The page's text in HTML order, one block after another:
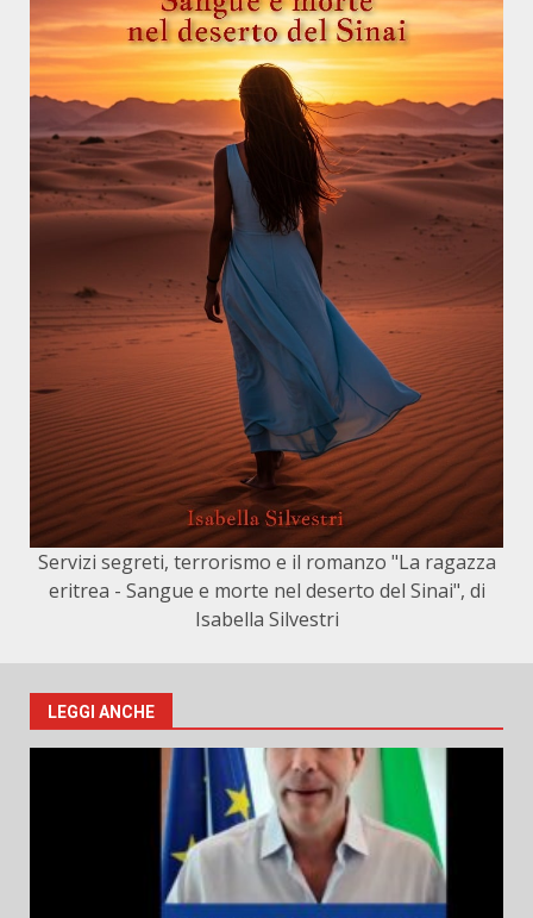
Servizi segreti, terrorismo e il romanzo "La ragazza
eritrea - Sangue e morte nel deserto del Sinai", di
Isabella Silvestri
LEGGI ANCHE